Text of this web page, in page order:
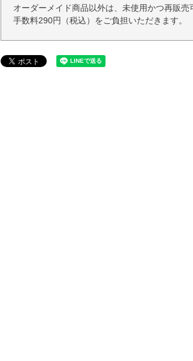
オーダーメイド商品以外は、未使用かつ再販
手数料290円（税込）をご負担いただきます。